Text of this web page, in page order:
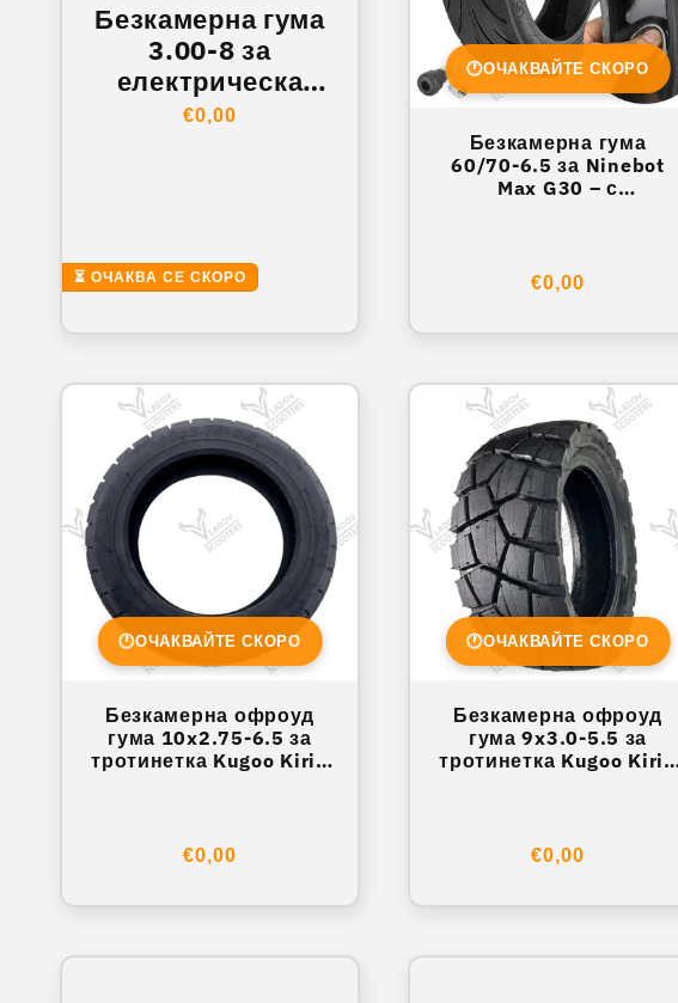
Безкамерна гума
3.00-8 за
електрическа
тротинетка /
Обичайна
€0,00
⏳ ОЧАКВА СЕ СКОРО
🕐ОЧАКВАЙТЕ СКОРО
Безкамерна гума
60/70-6.5 за Ninebot
Max G30 – с
Обичайна
€0,00
🕐ОЧАКВАЙТЕ СКОРО
Безкамерна офроуд
гума 10x2.75-6.5 за
тротинетка Kugoo Kirin
Обичайна
€0,00
🕐ОЧАКВАЙТЕ СКОРО
Безкамерна офроуд
гума 9x3.0-5.5 за
тротинетка Kugoo Kirin
Обичайна
€0,00